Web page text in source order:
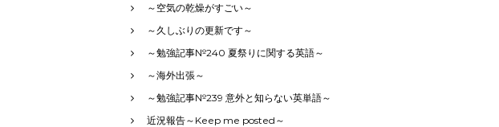
～空気の乾燥がすごい～
～久しぶりの更新です～
～勉強記事№240 夏祭りに関する英語～
～海外出張～
～勉強記事№239 意外と知らない英単語～
近況報告～Keep me posted～